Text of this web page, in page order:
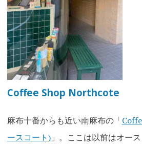
Coffee Shop Northcote
麻布十番からも近い南麻布の「
ースコート)」。ここは以前はオー